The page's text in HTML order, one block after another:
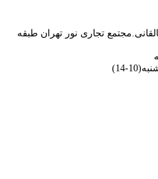
تجاری نور تهران طبقه